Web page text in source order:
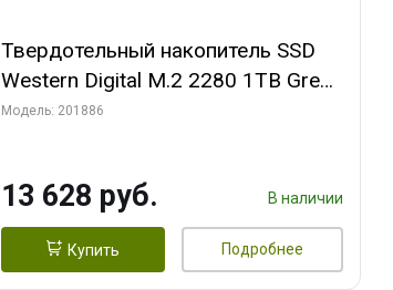
Твердотельный накопитель SSD
Western Digital M.2 2280 1TB Green
WDS100T4G0E PCIe Gen4 x4,
Модель: 201886
13 628 руб. В наличии
Купить Подробнее